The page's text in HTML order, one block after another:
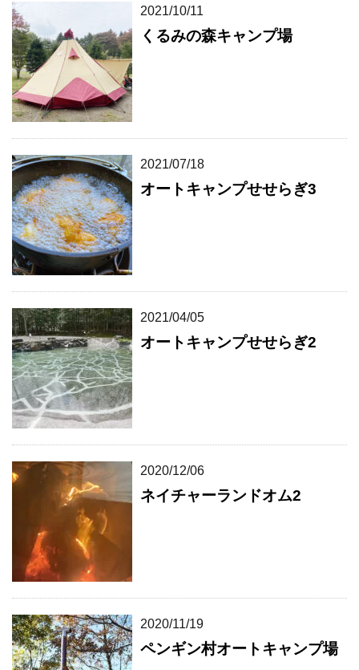
2021/10/11
くるみの森キャンプ場
2021/07/18
オートキャンプせせらぎ3
2021/04/05
オートキャンプせせらぎ2
2020/12/06
ネイチャーランドオム2
2020/11/19
ペンギン村オートキャンプ場